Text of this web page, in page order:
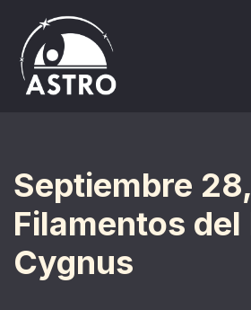
Saltar
al
contenido
Septiembre
Filamentos del
Cygnus